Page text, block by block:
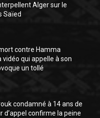
Alger sur le
Saïed
contre Hamma
vidéo qui appelle à son
un tollé
condamné à 14 ans de
d’appel confirme la peine